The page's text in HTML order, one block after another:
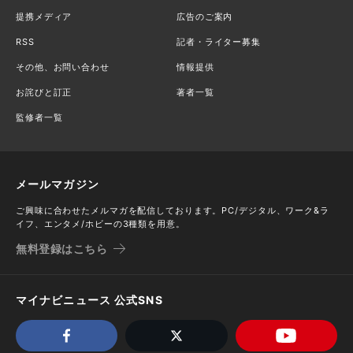
提携メディア 広告のご案内
RSS 記者・ライター募集
その他、お問い合わせ 情報提供
お詫びと訂正 著者一覧
監修者一覧
メールマガジン
ご興味に合わせたメルマガを配信しております。PC/デジタル、ワーク&ラ
イフ、エンタメ/ホビーの3種類を用意。
無料登録はこちら
マイナビニュース 公式SNS